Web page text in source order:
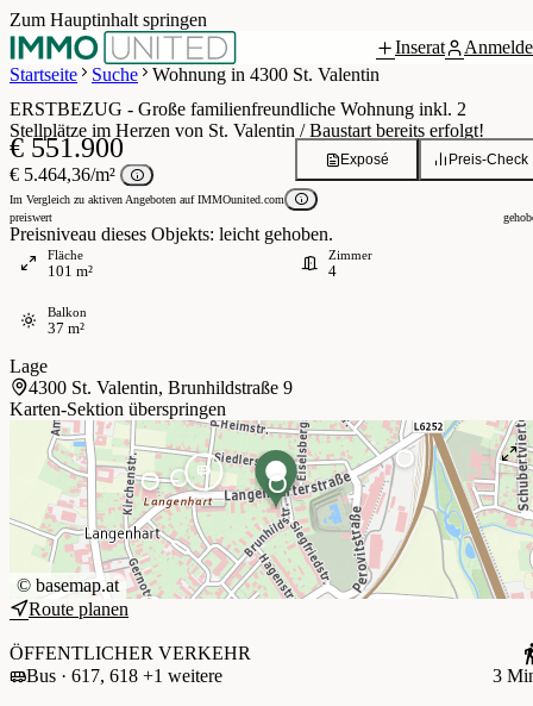
Zum Hauptinhalt springen
Inserat
Startseite
Suche Wohnung in 4300 St. Valentin
/ 22Grundriss
ERSTBEZUG - Große familienfreundliche Wohnung inkl. 2
Stellplätze im Herzen von St. Valentin / Baustart bereits erfolgt!
€ 551.900
€ 5.464,36/m²
Im Vergleich zu aktiven Angeboten auf IMMOunited.com
preiswert
Preisniveau dieses Objekts: leicht gehoben.
Preis-Check
Exposé
Fläche
101 m²
Zimmer
4
Balkon
37 m²
Lage
4300 St. Valentin, Brunhildstraße 9
Karten-Sektion überspringen
© basemap.at
Route planen
ÖFFENTLICHER VERKEHR
Bus · 617, 618 +1 weitere
3